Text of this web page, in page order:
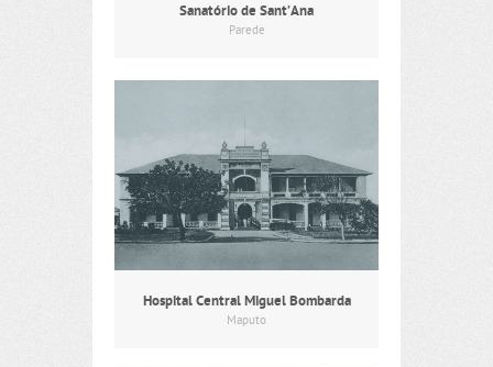
Sanatório de Sant’Ana
Parede
Hospital Central Miguel Bombarda
Maputo